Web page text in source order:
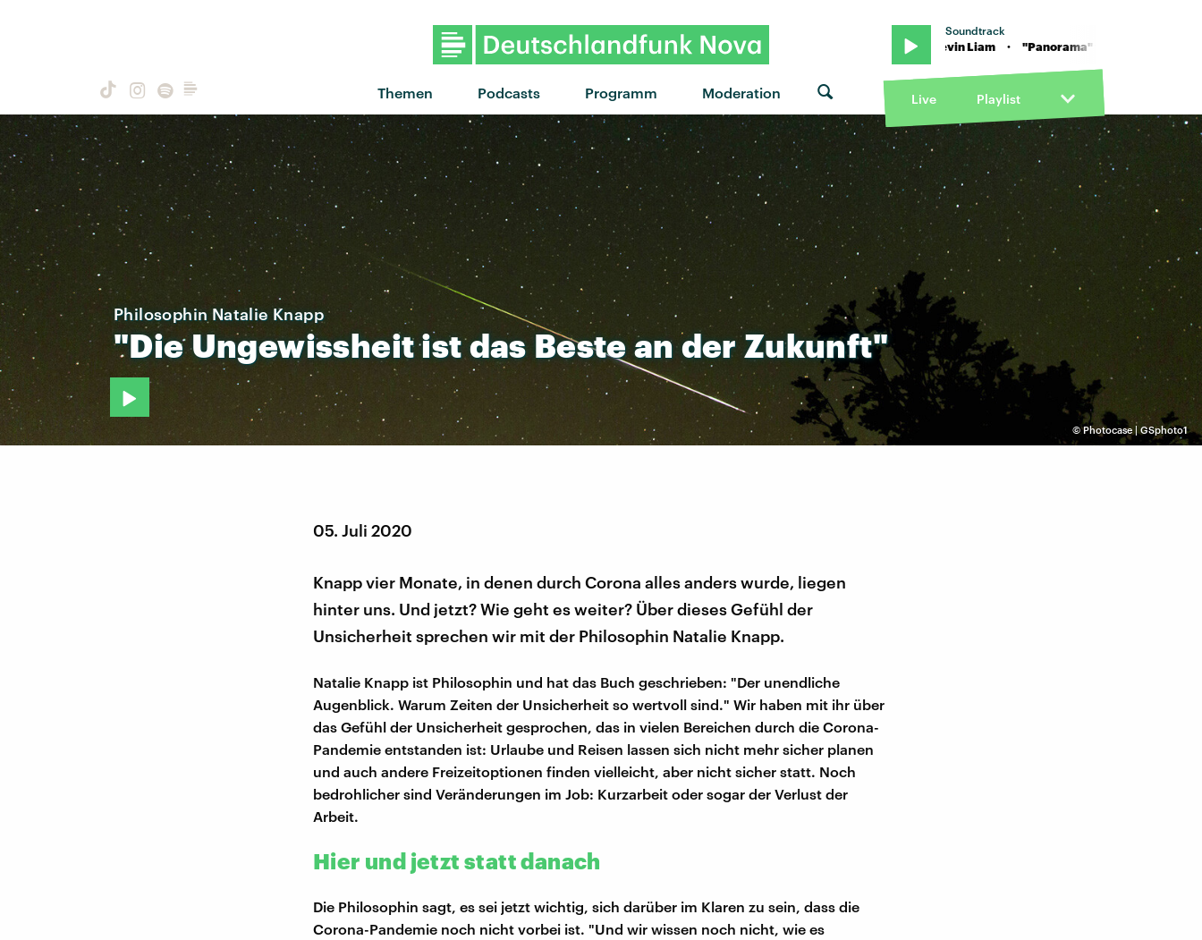
Themen Podcasts Programm Moderation
Soundtrack
Live Playlist
©Photocase | GSphoto1
Philosophin Natalie Knapp
"DieUngewissheit ist das Beste an der Zukunft"
05. Juli 2020
Knapp vier Monate, in denen durch Corona alles anders wurde, liegen
hinter uns. Und jetzt? Wie geht es weiter? Über dieses Gefühl der
Unsicherheit sprechen wir mit der Philosophin Natalie Knapp.
Natalie Knapp ist Philosophin und hat das Buch geschrieben: "Der unendliche
Augenblick. Warum Zeiten der Unsicherheit so wertvoll sind." Wir haben mit ihr über
das Gefühl der Unsicherheit gesprochen, das in vielen Bereichen durch die Corona-
Pandemie entstanden ist: Urlaube und Reisen lassen sich nicht mehr sicher planen
und auch andere Freizeitoptionen finden vielleicht, aber nicht sicher statt. Noch
bedrohlicher sind Veränderungen im Job: Kurzarbeit oder sogar der Verlust der
Arbeit.
Hier und jetzt statt danach
Die Philosophin sagt, es sei jetzt wichtig, sich darüber im Klaren zu sein, dass die
Corona-Pandemie noch nicht vorbei ist. "Und wir wissen noch nicht, wie es